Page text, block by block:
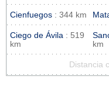
Cienfuegos : 344 km
Ciego de Ávila : 519
km
km
Distancia